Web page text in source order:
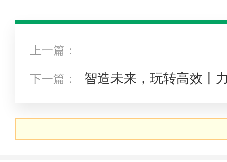
上一篇：
下一篇：
智造未来，玩转高效丨